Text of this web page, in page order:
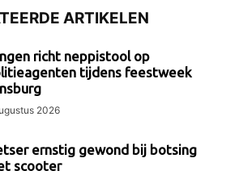
ARTIKELEN
richt neppistool op
tijdens feestweek
2026
ernstig gewond bij botsing
scooter